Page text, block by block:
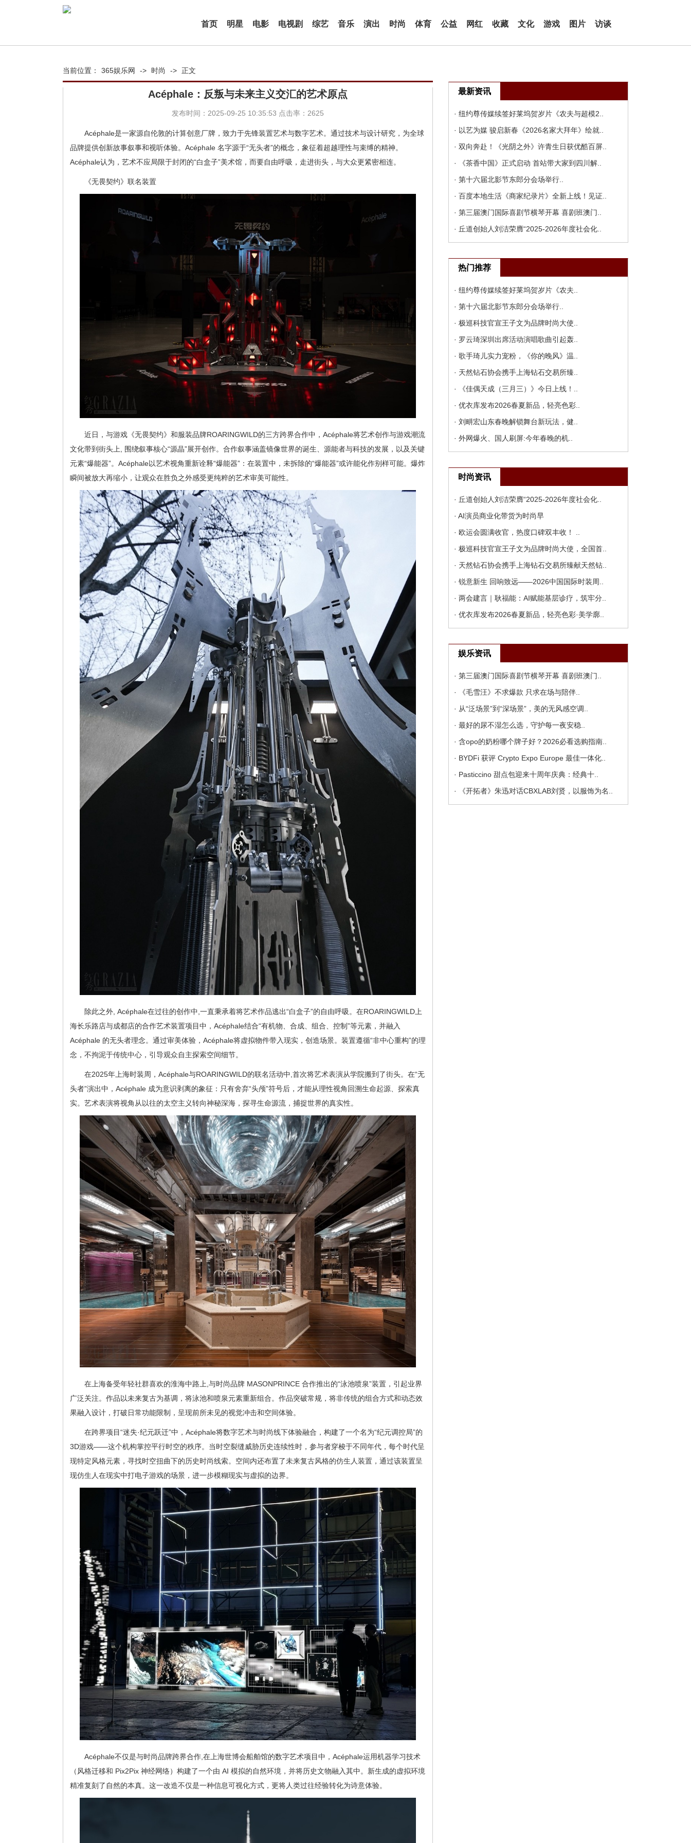
首页 明星 电影 电视剧 综艺 音乐 演出 时尚 体育 公益 网红 收藏 文化 游戏 图片 访谈
当前位置： 365娱乐网 -> 时尚 -> 正文
Acéphale：反叛与未来主义交汇的艺术原点
发布时间：2025-09-25 10:35:53 点击率：2625
Acéphale是一家源自伦敦的计算创意厂牌，致力于先锋装置艺术与数字艺术。通过技术与设计研究，为全球
品牌提供创新故事叙事和视听体验。Acéphale 名字源于“无头者”的概念，象征着超越理性与束缚的精神。
Acéphale认为，艺术不应局限于封闭的“白盒子”美术馆，而要自由呼吸，走进街头，与大众更紧密相连。
《无畏契约》联名装置
近日，与游戏《无畏契约》和服装品牌ROARINGWILD的三方跨界合作中，Acéphale将艺术创作与游戏潮流
文化带到街头上, 围绕叙事核心“源晶”展开创作。合作叙事涵盖镜像世界的诞生、源能者与科技的发展，以及关键
元素“爆能器”。Acéphale以艺术视角重新诠释“爆能器”：在装置中，未拆除的“爆能器”或许能化作别样可能。爆炸
瞬间被放大再缩小，让观众在胜负之外感受更纯粹的艺术审美可能性。
除此之外, Acéphale在过往的创作中,一直秉承着将艺术作品逃出“白盒子”的自由呼吸。在ROARINGWILD上
海长乐路店与成都店的合作艺术装置项目中，Acéphale结合“有机物、合成、组合、控制”等元素，并融入
Acéphale 的无头者理念。通过审美体验，Acéphale将虚拟物件带入现实，创造场景。装置遵循“非中心重构”的理
念，不拘泥于传统中心，引导观众自主探索空间细节。
在2025年上海时装周，Acéphale与ROARINGWILD的联名活动中,首次将艺术表演从学院搬到了街头。在“无
头者”演出中，Acéphale 成为意识剥离的象征：只有舍弃“头颅”符号后，才能从理性视角回溯生命起源、探索真
实。艺术表演将视角从以往的太空主义转向神秘深海，探寻生命源流，捕捉世界的真实性。
在上海备受年轻社群喜欢的淮海中路上,与时尚品牌 MASONPRINCE 合作推出的“泳池喷泉”装置，引起业界
广泛关注。作品以未来复古为基调，将泳池和喷泉元素重新组合。作品突破常规，将非传统的组合方式和动态效
果融入设计，打破日常功能限制，呈现前所未见的视觉冲击和空间体验。
在跨界项目“迷失·纪元跃迁”中，Acéphale将数字艺术与时尚线下体验融合，构建了一个名为“纪元调控局”的
3D游戏——这个机构掌控平行时空的秩序。当时空裂缝威胁历史连续性时，参与者穿梭于不同年代，每个时代呈
现特定风格元素，寻找时空扭曲下的历史时尚线索。空间内还布置了未来复古风格的仿生人装置，通过该装置呈
现仿生人在现实中打电子游戏的场景，进一步模糊现实与虚拟的边界。
Acéphale不仅是与时尚品牌跨界合作,在上海世博会船舶馆的数字艺术项目中，Acéphale运用机器学习技术
（风格迁移和 Pix2Pix 神经网络）构建了一个由 AI 模拟的自然环境，并将历史文物融入其中。新生成的虚拟环境
精准复刻了自然的本真。这一改造不仅是一种信息可视化方式，更将人类过往经验转化为诗意体验。
最新资讯
· 纽约尊传媒续签好莱坞贺岁片《农夫与超模2..
· 以艺为媒 骏启新春《2026名家大拜年》绘就..
· 双向奔赴！《光阴之外》许青生日获优酷百屏..
· 《茶香中国》正式启动 首站带大家到四川解..
· 第十六届北影节东郎分会场举行..
· 百度本地生活《商家纪录片》全新上线！见证..
· 第三届澳门国际喜剧节横琴开幕 喜剧班澳门..
· 丘道创始人刘洁荣膺“2025-2026年度社会化..
热门推荐
· 纽约尊传媒续签好莱坞贺岁片《农夫..
· 第十六届北影节东郎分会场举行..
· 极巡科技官宣王子文为品牌时尚大使..
· 罗云琦深圳出席活动演唱歌曲引起轰..
· 歌手琦儿实力宠粉，《你的晚风》温..
· 天然钻石协会携手上海钻石交易所臻..
· 《佳偶天成（三月三）》今日上线！..
· 优衣库发布2026春夏新品，轻亮色彩..
· 刘畊宏山东春晚解锁舞台新玩法，健..
· 外网爆火、国人刷屏:今年春晚的机..
时尚资讯
· 丘道创始人刘洁荣膺“2025-2026年度社会化..
· AI演员商业化带货为时尚早
· 欧运会圆满收官，热度口碑双丰收！ ..
· 极巡科技官宣王子文为品牌时尚大使，全国首..
· 天然钻石协会携手上海钻石交易所臻献天然钻..
· 锐意新生 回响致远——2026中国国际时装周..
· 两会建言｜耿福能：AI赋能基层诊疗，筑牢分..
· 优衣库发布2026春夏新品，轻亮色彩·美学廓..
娱乐资讯
· 第三届澳门国际喜剧节横琴开幕 喜剧班澳门..
· 《毛雪汪》不求爆款 只求在场与陪伴..
· 从“泛场景”到“深场景”，美的无风感空调..
· 最好的尿不湿怎么选，守护每一夜安稳..
· 含opo的奶粉哪个牌子好？2026必看选购指南..
· BYDFi 获评 Crypto Expo Europe 最佳一体化..
· Pasticcino 甜点包迎来十周年庆典：经典十..
· 《开拓者》朱迅对话CBXLAB刘贤，以服饰为名..